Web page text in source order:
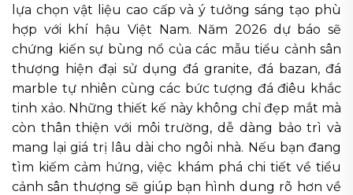
lựa chọn vật liệu cao cấp và ý tưởng sáng tạo phù
hợp với khí hậu Việt Nam. Năm 2026 dự báo sẽ
chứng kiến sự bùng nổ của các mẫu tiểu cảnh sân
thượng hiện đại sử dụng đá granite, đá bazan, đá
marble tự nhiên cùng các bức tượng đá điêu khắc
tinh xảo. Những thiết kế này không chỉ đẹp mắt mà
còn thân thiện với môi trường, dễ dàng bảo trì và
mang lại giá trị lâu dài cho ngôi nhà. Nếu bạn đang
tìm kiếm cảm hứng, việc khám phá chi tiết về tiểu
cảnh sân thượng sẽ giúp bạn hình dung rõ hơn về